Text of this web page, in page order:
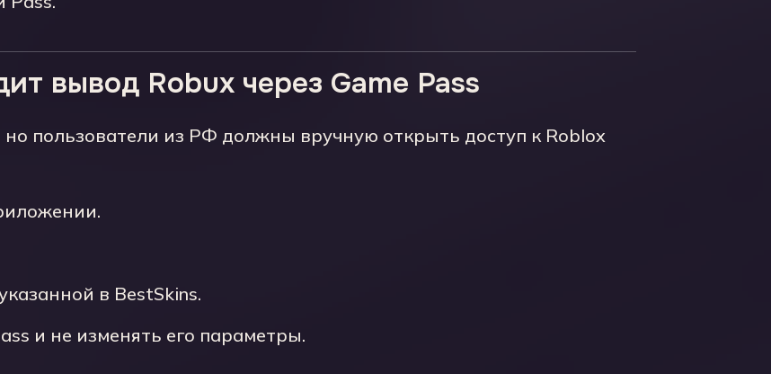
вывод Robux через Game Pass
но пользователи из РФ должны вручную открыть доступ к Roblox
в BestSkins.
и не изменять его параметры.